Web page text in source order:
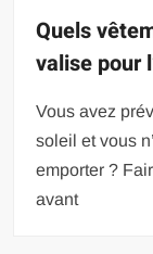
Quels
valise pour
Vous avez
soleil et vous
emporter ?
avant